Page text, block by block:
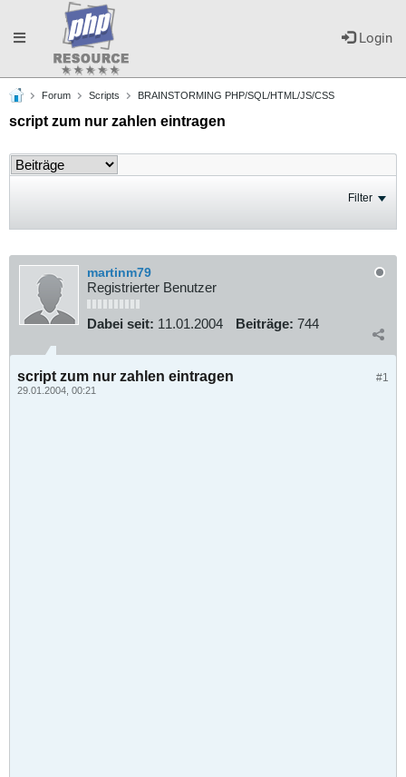
Login
Toggle
navigation
Forum Scripts BRAINSTORMING PHP/SQL/HTML/JS/CSS
script zum nur zahlen eintragen
Filter
martinm79
Registrierter Benutzer
Dabei seit: 11.01.2004 Beiträge: 744
#1
script zum nur zahlen eintragen
29.01.2004, 00:21